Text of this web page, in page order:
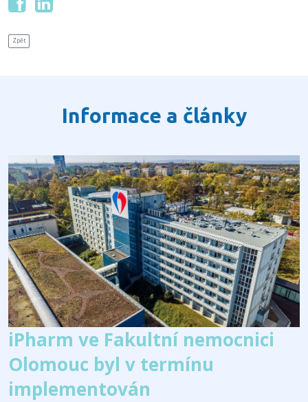
Zpět
Informace a články
iPharm ve Fakultní nemocnici
Olomouc byl v termínu
implementován